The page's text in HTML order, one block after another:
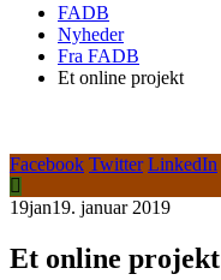
FADB
Nyheder
Fra FADB
Et online projekt
Facebook Twitter LinkedIn
19jan19. januar 2019
Et online projekt